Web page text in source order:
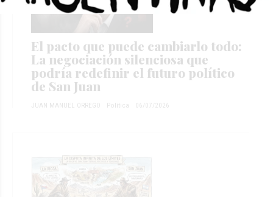
El pacto que puede cambiarlo todo:
La negociación silenciosa que
podría redefinir el futuro político
de San Juan
JUAN MANUEL ORREGO Política 06/07/2026